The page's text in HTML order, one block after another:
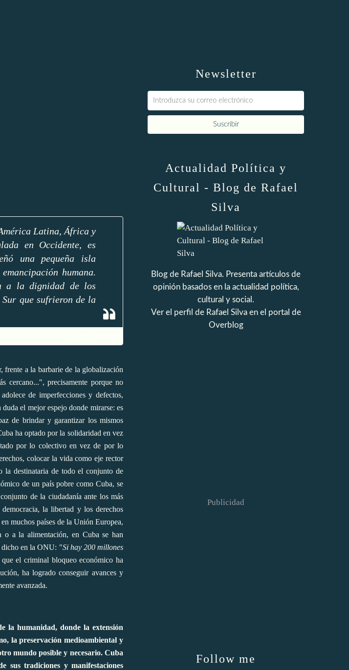
Latina, África y
en Occidente, es
una pequeña isla
humana.
a la dignidad de los
que sufrieron de la
frente a la barbarie de la globalización
cercano...", precisamente porque no
de imperfecciones y defectos,
el mejor espejo donde mirarse: es
de brindar y garantizar los mismos
ha optado por la solidaridad en vez
por lo colectivo en vez de por lo
colocar la vida como eje rector
la destinataria de todo el conjunto de
de un país pobre como Cuba, se
de la ciudadanía ante los más
la libertad y los derechos
muchos países de la Unión Europea,
o a la alimentación, en Cuba se han
dicho en la ONU: "Si hay 200 millones
el criminal bloqueo económico ha
ha logrado conseguir avances y
avanzada.
la humanidad, donde la extensión
la preservación medioambiental y
mundo posible y necesario. Cuba
sus tradiciones y manifestaciones
Newsletter
Actualidad Política y
Cultural - Blog de Rafael
Silva
Blog de Rafael Silva. Presenta artículos de
opinión basados en la actualidad política,
cultural y social.
Ver el perfil de Rafael Silvaen el portal de
Overblog
Follow me
Publicidad